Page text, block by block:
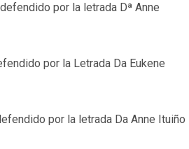
por la letrada Dª Anne
por la Letrada Da Eukene
por la letrada Da Anne Ituiño